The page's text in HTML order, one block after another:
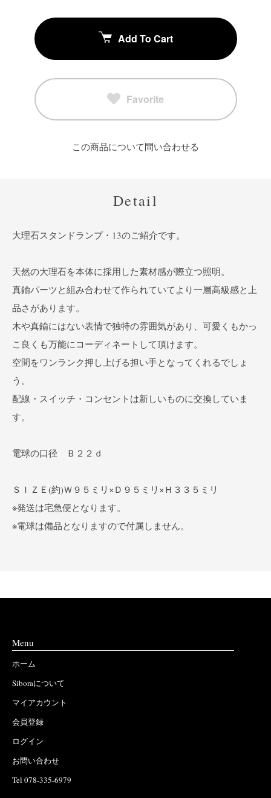
Add To Cart
Favorite
この商品について問い合わせる
Detail
大理石スタンドランプ・13のご紹介です。
天然の大理石を本体に採用した素材感が際立つ照明。
真鍮パーツと組み合わせて作られていてより一層高級感と上
品さがあります。
木や真鍮にはない表情で独特の雰囲気があり、可愛くもかっ
こ良くも万能にコーディネートして頂けます。
空間をワンランク押し上げる担い手となってくれるでしょ
う。
配線・スイッチ・コンセントは新しいものに交換していま
す。
電球の口径 Ｂ２２ｄ
ＳＩＺＥ(約)Ｗ９５ミリ×Ｄ９５ミリ×Ｈ３３５ミリ
※発送は宅急便となります。
※電球は備品となりますので付属しません。
Menu
ホーム
Siboraについて
マイアカウント
会員登録
ログイン
お問い合わせ
Tel 078-335-6979